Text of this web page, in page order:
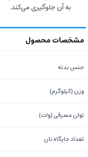
به آن جلوگیری می‌­کند.
جنس بدنه
وزن (کیلوگرم)
توان مصرفی (وات)
تعداد جایگاه نان